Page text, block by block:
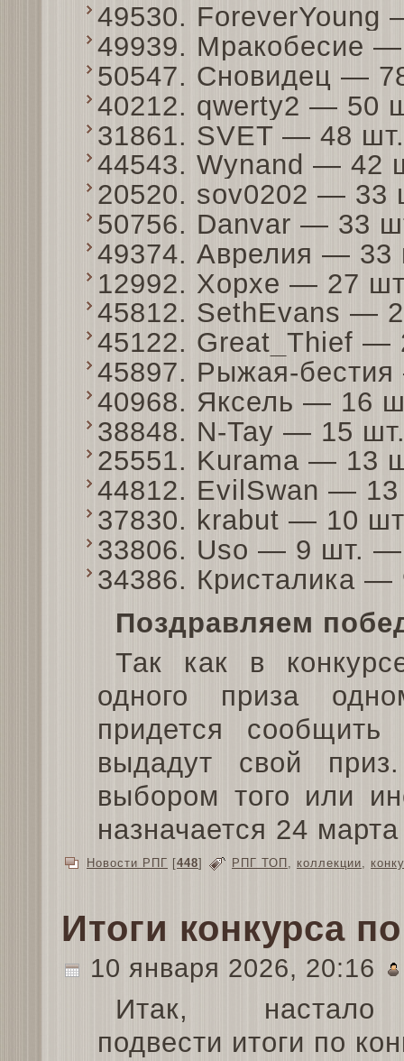
49530.
49939. Мракобесие
50547. Сновидец —
40212. qwerty2 — 50
31861. SVET — 48
44543. Wynand — 42
20520. sov0202 —
50756. Danvar — 33
49374. Аврелия —
12992. Xopxe — 27
45812. SethEvans —
45122. Great_Thief
45897. Рыжая-
40968. Яксель — 16
38848. N-Tay — 15
25551. Kurama — 13
44812. EvilSwan —
37830. krabut — 10
33806. Uso — 9 шт.
34386. Кристалика
Поздравляем
Так как в
одного приза
придется
выдадут свой
выбором того или
назначается 24
Новости РПГ [448] РПГ ТОП коллекции
Итоги конкурса
10 января 2026, 20:16
Итак,
подвести итоги по